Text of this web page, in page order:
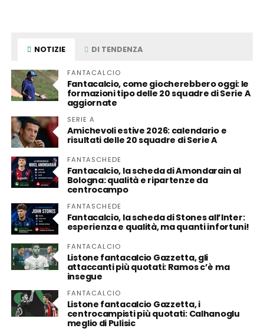
NOTIZIE DI TENDENZA
FANTACALCIO
Fantacalcio, come giocherebbero oggi: le
formazioni tipo delle 20 squadre di Serie A
aggiornate
SERIE A
Amichevoli estive 2026: calendario e
risultati delle 20 squadre di Serie A
FANTASCHEDE
Fantacalcio, la scheda di Amondarain al
Bologna: qualità e ripartenze da
centrocampo
FANTASCHEDE
Fantacalcio, la scheda di Stones all’Inter:
esperienza e qualità, ma quanti infortuni!
FANTACALCIO
Listone fantacalcio Gazzetta, gli
attaccanti più quotati: Ramos c’è ma
insegue
FANTACALCIO
Listone fantacalcio Gazzetta, i
centrocampisti più quotati: Calhanoglu
meglio di Pulisic